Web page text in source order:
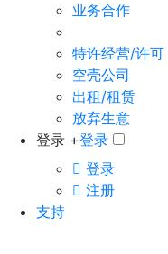
业务合作
特许经营/许可
空壳公司
出租/租赁
放弃生意
登录 +登录
登录
注册
支持